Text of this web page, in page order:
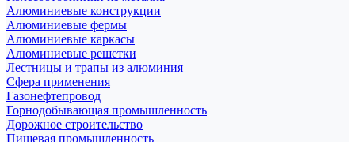
Алюминиевые конструкции
Алюминиевые фермы
Алюминиевые каркасы
Алюминиевые решетки
Лестницы и трапы из алюминия
Сфера применения
Газонефтепровод
Горнодобывающая промышленность
Дорожное строительство
Пищевая промышленность